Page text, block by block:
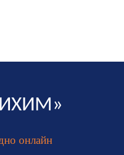
онлайн